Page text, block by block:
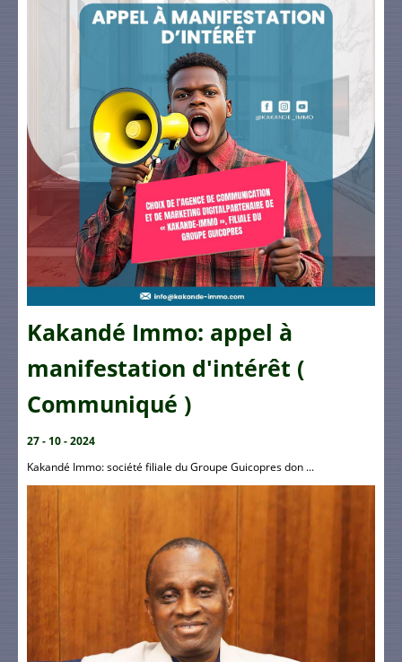
Kakandé Immo: appel à
manifestation d'intérêt (
Communiqué )
27 - 10 - 2024
Kakandé Immo: société filiale du Groupe Guicopres don ...